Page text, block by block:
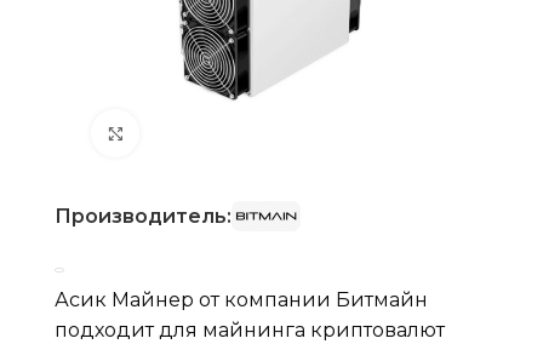
Производитель:
Асик Майнер от компании Битмайн
подходит для майнинга криптовалют